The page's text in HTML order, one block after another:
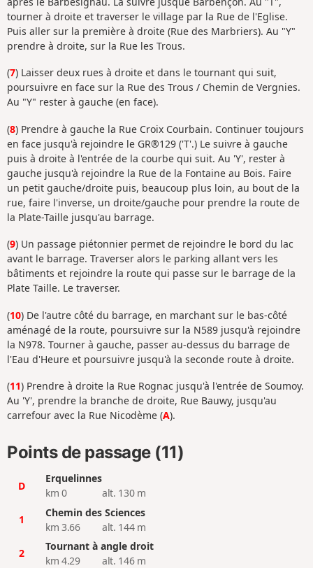
tourner à droite et traverser le village par la Rue de l'Eglise.
Puis aller sur la première à droite (Rue des Marbriers). Au "Y"
prendre à droite, sur la Rue les Trous.
(7) Laisser deux rues à droite et dans le tournant qui suit,
poursuivre en face sur la Rue des Trous / Chemin de Vergnies.
Au "Y" rester à gauche (en face).
(8) Prendre à gauche la Rue Croix Courbain. Continuer toujours
en face jusqu'à rejoindre le GR®129 ('T'.) Le suivre à gauche
puis à droite à l'entrée de la courbe qui suit. Au 'Y', rester à
gauche jusqu'à rejoindre la Rue de la Fontaine au Bois. Faire
un petit gauche/droite puis, beaucoup plus loin, au bout de la
rue, faire l'inverse, un droite/gauche pour prendre la route de
la Plate-Taille jusqu'au barrage.
(9) Un passage piétonnier permet de rejoindre le bord du lac
avant le barrage. Traverser alors le parking allant vers les
bâtiments et rejoindre la route qui passe sur le barrage de la
Plate Taille. Le traverser.
(10) De l'autre côté du barrage, en marchant sur le bas-côté
aménagé de la route, poursuivre sur la N589 jusqu'à rejoindre
la N978. Tourner à gauche, passer au-dessus du barrage de
l'Eau d'Heure et poursuivre jusqu'à la seconde route à droite.
(11) Prendre à droite la Rue Rognac jusqu'à l'entrée de Soumoy.
Au 'Y', prendre la branche de droite, Rue Bauwy, jusqu'au
carrefour avec la Rue Nicodème (A).
Points de passage (11)
D
Erquelinnes
km 0
alt. 130 m
1
Chemin des Sciences
km 3.66
alt. 144 m
2
Tournant à angle droit
km 4.29
alt. 146 m